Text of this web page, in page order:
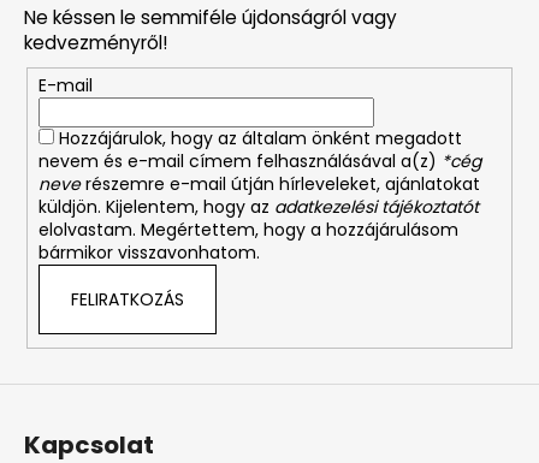
Ne késsen le semmiféle újdonságról vagy
kedvezményről!
E-mail
Hozzájárulok, hogy az általam önként megadott
nevem és e-mail címem felhasználásával a(z) *cég
neverészemre e-mail útján hírleveleket, ajánlatokat
küldjön. Kijelentem, hogy az adatkezelési tájékoztatót
elolvastam. Megértettem, hogy a hozzájárulásom
bármikor visszavonhatom.
FELIRATKOZÁS
Kapcsolat